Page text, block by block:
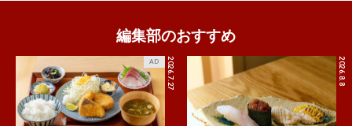
編集部のおすすめ
2026.7.27
AD 2026.8.8